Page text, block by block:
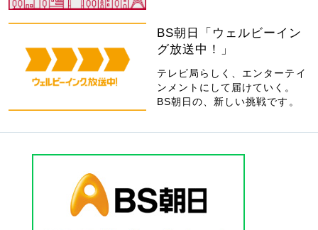
BS朝日「ウェルビーイン
グ放送中！」
テレビ局らしく、エンターテイ
ンメントにして届けていく。
BS朝日の、新しい挑戦です。